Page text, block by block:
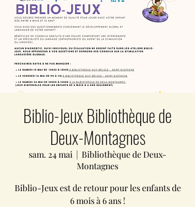
Biblio-Jeux Bibliothèque de
Deux-Montagnes
sam. 24 mai
  |
Bibliothèque de Deux-
Montagnes
Biblio-Jeux est de retour pour les enfants de
6 mois à 6 ans !